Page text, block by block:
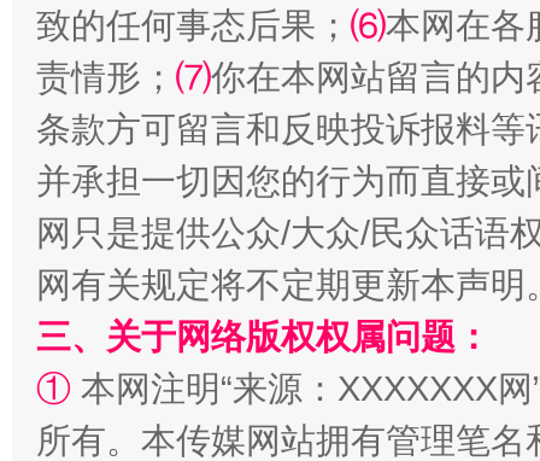
国家大学科技园优化重塑工作
扯下公款旅游的“隐身衣” 如何以
致的任何事态后果； ⑹本网在各
责情形； ⑺你在本网站留言的内
条款方可留言和反映投诉报料
并承担一切因您的行为而直接
网只是提供公众/大众/民众话语
网有关规定将不定期更新本声明
三、关于网络版权权属问题：
① 本网注明“来源：XXXXXXX
所有。本传媒网站拥有管理笔